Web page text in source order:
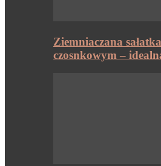
Ziemniaczana
czosnkowym –